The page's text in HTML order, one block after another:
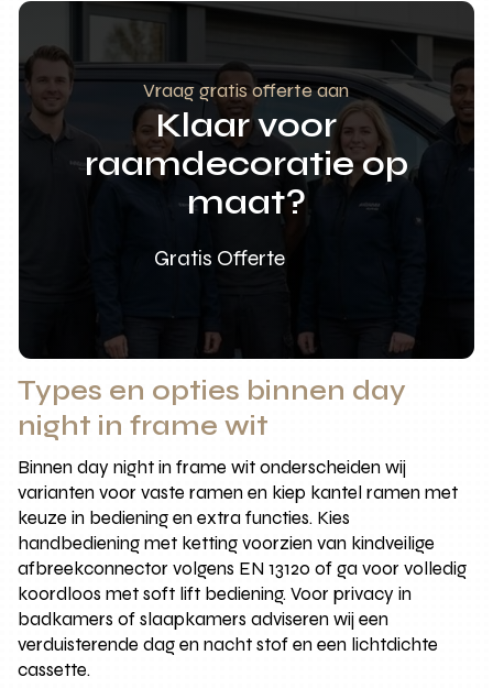
Vraag gratis offerte aan
Klaar voor
raamdecoratie op
maat?
Gratis Offerte
Types en opties binnen day
night in frame wit
Binnen day night in frame wit onderscheiden wij
varianten voor vaste ramen en kiep kantel ramen met
keuze in bediening en extra functies. Kies
handbediening met ketting voorzien van kindveilige
afbreekconnector volgens EN 13120 of ga voor volledig
koordloos met soft lift bediening. Voor privacy in
badkamers of slaapkamers adviseren wij een
verduisterende dag en nacht stof en een lichtdichte
cassette.